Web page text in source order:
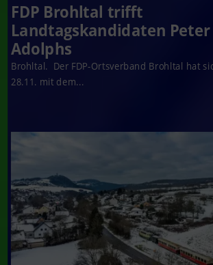
FDP Brohltal trifft
Landtagskandidaten Peter
Adolphs
Brohltal. Der FDP-Ortsverband Brohltal hat
28.11. mit dem...